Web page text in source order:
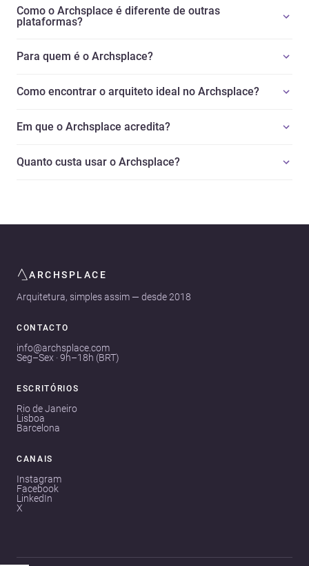
Como o Archsplace é diferente de outras
plataformas?
Para quem é o Archsplace?
Como encontrar o arquiteto ideal no Archsplace?
Em que o Archsplace acredita?
Quanto custa usar o Archsplace?
ARCHSPLACE
Arquitetura, simples assim — desde 2018
CONTACTO
info@archsplace.com
Seg–Sex · 9h–18h (BRT)
ESCRITÓRIOS
Rio de Janeiro
Lisboa
Barcelona
CANAIS
Instagram
Facebook
LinkedIn
X